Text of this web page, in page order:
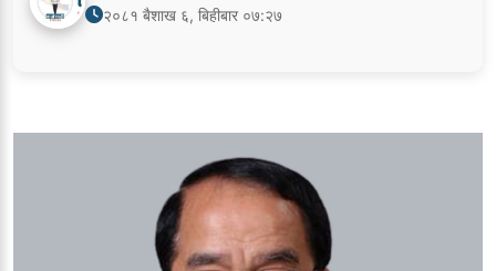
२०८१ बैशाख ६, बिहीबार ०७:२७